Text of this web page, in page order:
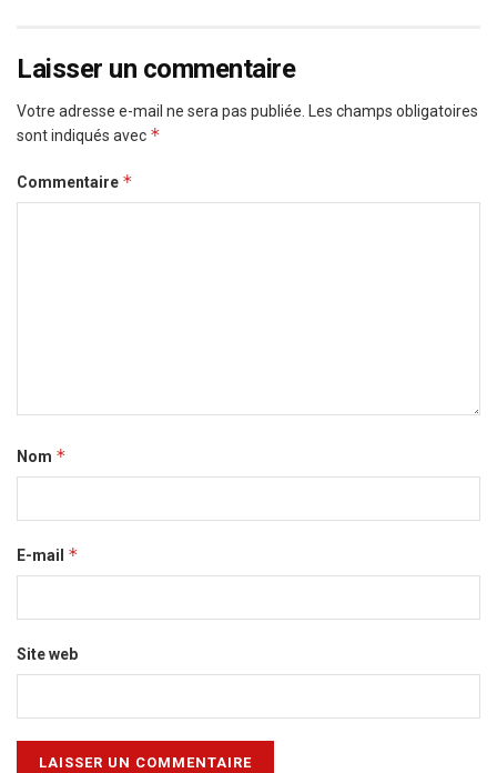
Laisser un commentaire
Votre adresse e-mail ne sera pas publiée.
Les champs obligatoires
sont indiqués avec *
Commentaire *
Nom *
E-mail *
Site web